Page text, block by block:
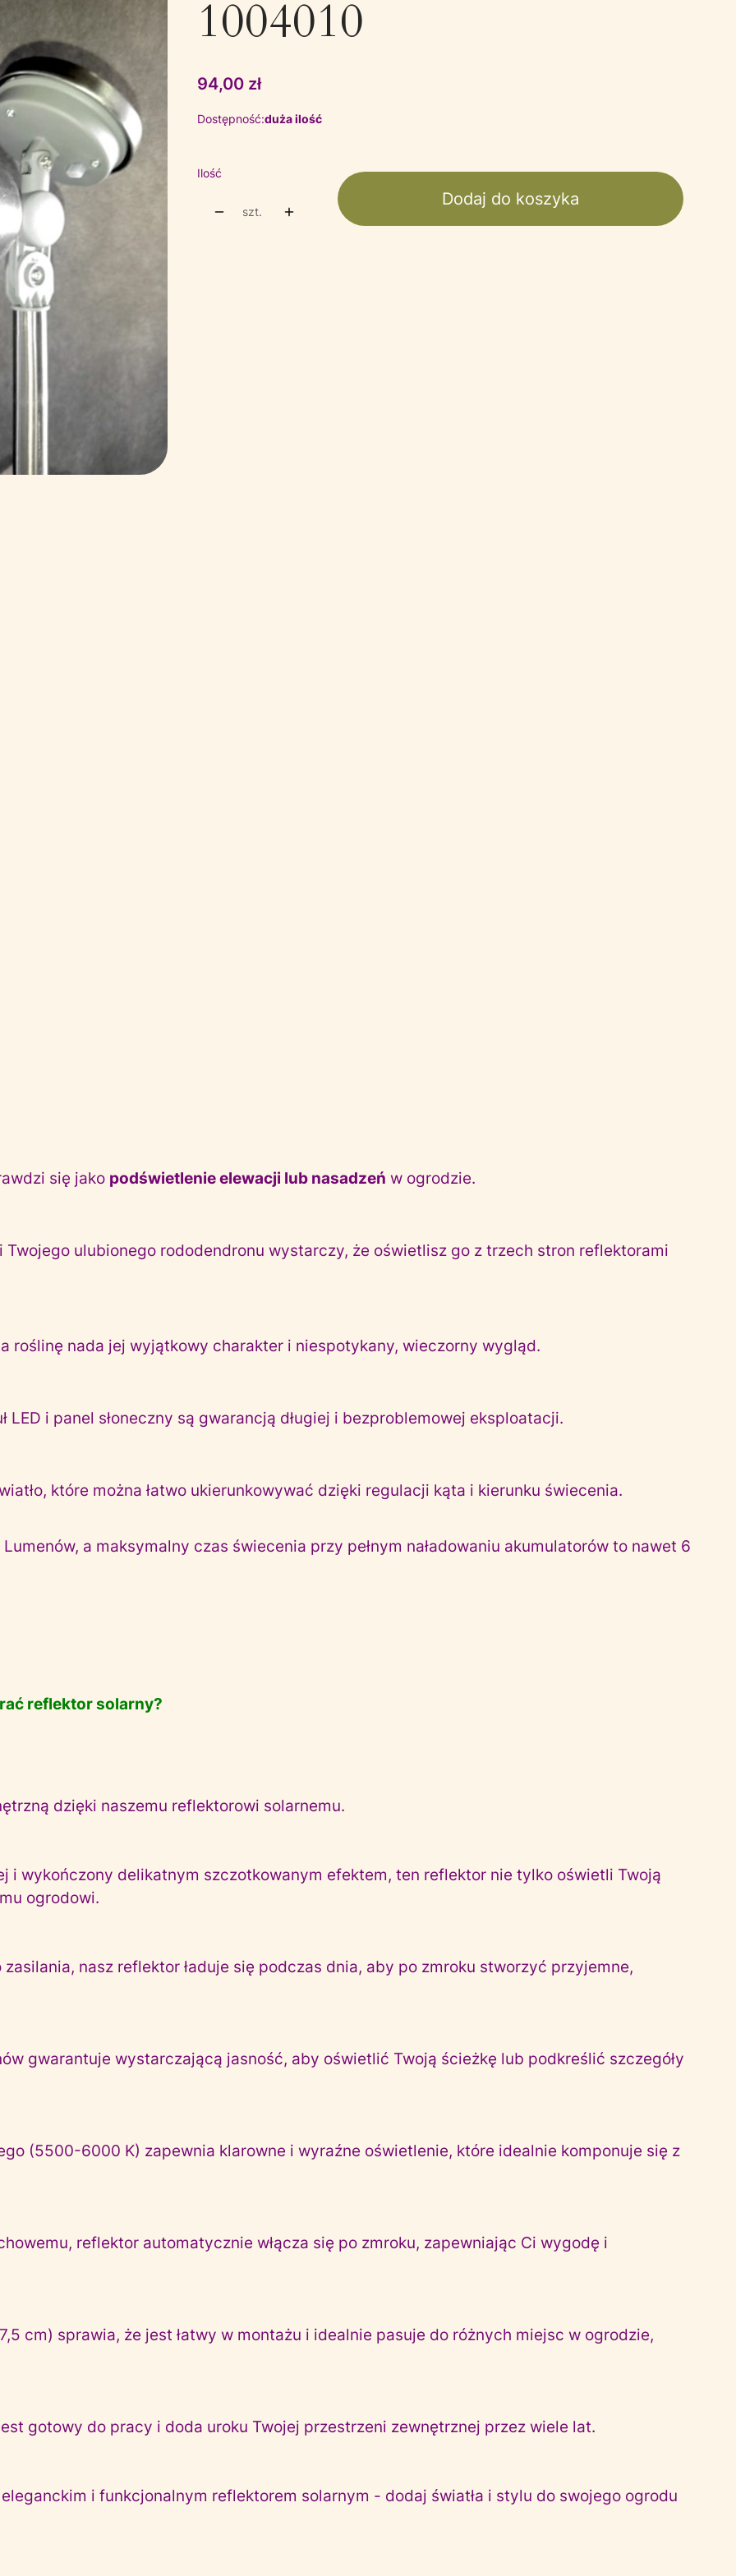
1004010
Cena
94,00 zł
Dostępność:duża ilość
Ilość
szt.
Dodaj do koszyka
się jako podświetlenie elewacji lub nasadzeń w ogrodzie.
ulubionego rododendronu wystarczy, że oświetlisz go z trzech stron reflektorami
roślinę nada jej wyjątkowy charakter i niespotykany, wieczorny wygląd.
LED i panel słoneczny są gwarancją długiej i bezproblemowej eksploatacji.
które można łatwo ukierunkowywać dzięki regulacji kąta i kierunku świecenia.
a maksymalny czas świecenia przy pełnym naładowaniu akumulatorów to nawet 6
reflektor solarny?
dzięki naszemu reflektorowi solarnemu.
i wykończony delikatnym szczotkowanym efektem, ten reflektor nie tylko oświetli Twoją
ogrodowi.
nasz reflektor ładuje się podczas dnia, aby po zmroku stworzyć przyjemne,
gwarantuje wystarczającą jasność, aby oświetlić Twoją ścieżkę lub podkreślić szczegóły
(5500-6000 K) zapewnia klarowne i wyraźne oświetlenie, które idealnie komponuje się z
reflektor automatycznie włącza się po zmroku, zapewniając Ci wygodę i
cm) sprawia, że jest łatwy w montażu i idealnie pasuje do różnych miejsc w ogrodzie,
gotowy do pracy i doda uroku Twojej przestrzeni zewnętrznej przez wiele lat.
i funkcjonalnym reflektorem solarnym - dodaj światła i stylu do swojego ogrodu